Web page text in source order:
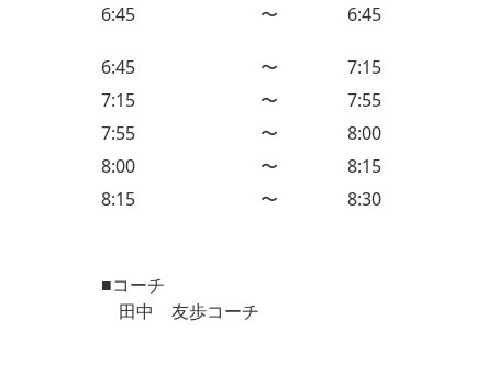
6:45
〜 6:45
6:45
〜 7:15
7:15
〜 7:55
7:55
〜 8:00
8:00
〜 8:15
8:15
〜 8:30
■コーチ
田中 友歩コーチ